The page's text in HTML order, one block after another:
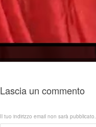
Lascia un commento
Il tuo indirizzo email non sarà pubblicato.